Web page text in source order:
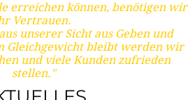
erreichen können, benötigen wir
Vertrauen.
unserer Sicht aus Geben und
Gleichgewicht bleibt werden wir
und viele Kunden zufrieden
stellen."